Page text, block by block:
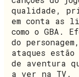
qualidade,
em conta as
como o GBA.
do
ataques
de aventura
a ver na TV.